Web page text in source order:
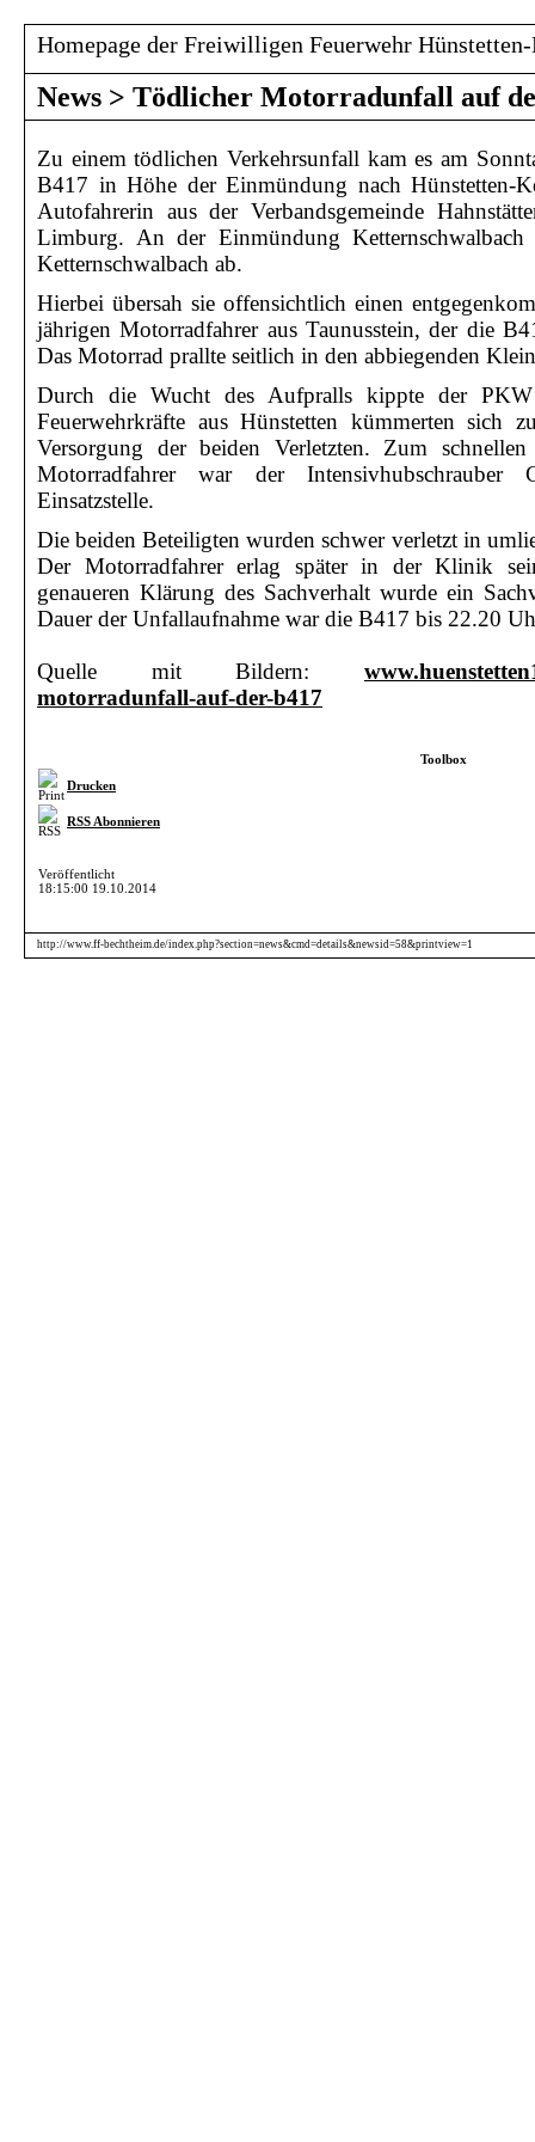
Homepage der Freiwilligen Feuerwehr
News > Tödlicher Motorradunfall auf
Zu einem tödlichen Verkehrsunfall kam es am
B417 in Höhe der Einmündung nach Hünstetten-
Autofahrerin aus der Verbandsgemeinde
Limburg. An der Einmündung
Ketternschwalbach ab.
Hierbei übersah sie offensichtlich einen
jährigen Motorradfahrer aus Taunusstein, der die
Das Motorrad prallte seitlich in den abbiegenden
Durch die Wucht des Aufpralls kippte der
Feuerwehrkräfte aus Hünstetten kümmerten sich
Versorgung der beiden Verletzten. Zum schnellen
Motorradfahrer war der Intensivhubschrauber
Einsatzstelle.
Die beiden Beteiligten wurden schwer verletzt in
Der Motorradfahrer erlag später in der Klinik
genaueren Klärung des Sachverhalt wurde ein
Dauer der Unfallaufnahme war die B417 bis 22.20
Quelle mit Bildern:
motorradunfall-auf-der-b417
Toolbox
Drucken
RSS Abonnieren
Veröffentlicht
18:15:00 19.10.2014
http://www.ff-bechtheim.de/index.php?section=news&cmd=details&newsid=58&printview=1